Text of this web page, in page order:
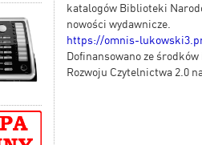
katalogów Biblioteki
nowości wydawnicze.
https://omnis-
Dofinansowano ze
Rozwoju Czytelnictwa 2.0